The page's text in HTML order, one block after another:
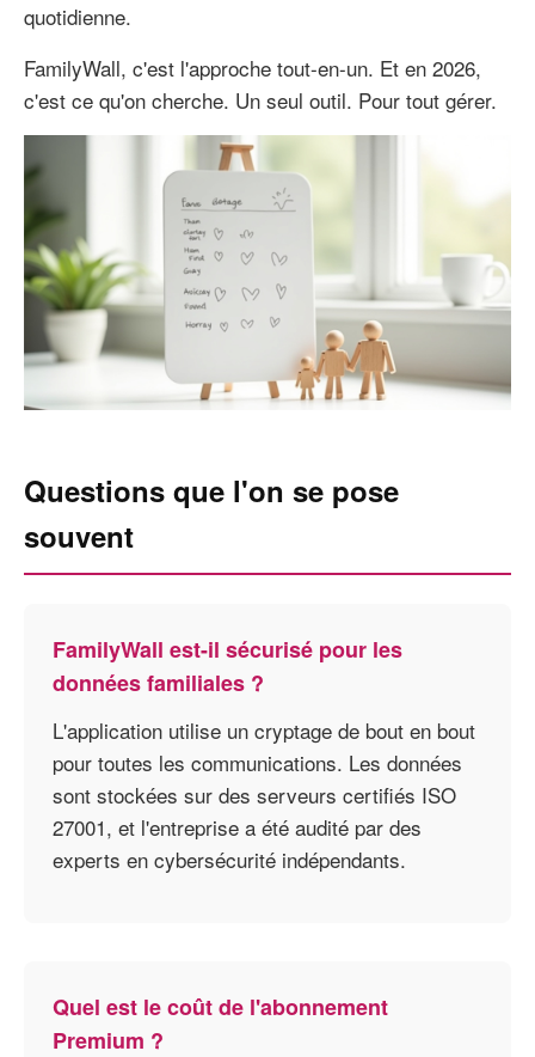
quotidienne.
FamilyWall, c'est l'approche tout-en-un. Et en 2026,
c'est ce qu'on cherche. Un seul outil. Pour tout gérer.
Questions que l'on se pose
souvent
FamilyWall est-il sécurisé pour les
données familiales ?
L'application utilise un cryptage de bout en bout
pour toutes les communications. Les données
sont stockées sur des serveurs certifiés ISO
27001, et l'entreprise a été audité par des
experts en cybersécurité indépendants.
Quel est le coût de l'abonnement
Premium ?